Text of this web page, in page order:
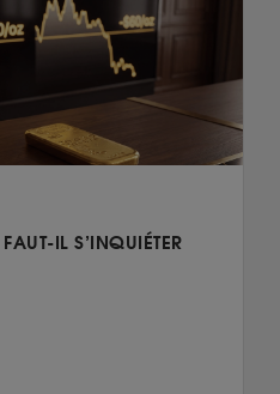
IL S’INQUIÉTER